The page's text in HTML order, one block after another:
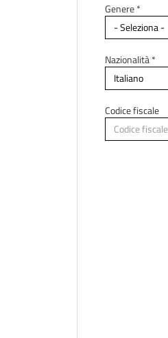
Città di residenza
Genere *
Nazionalità *
Codice fiscale